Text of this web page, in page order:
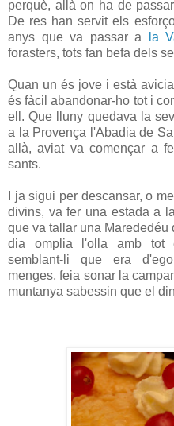
perquè, allà on ha de
De res han servit els
anys que va passar a
la
forasters, tots fan befa dels
Quan un és jove i està
és fàcil abandonar-ho tot i
ell. Que lluny quedava la
a la Provença l'Abadia de
allà, aviat va començar a
sants.
I ja sigui per descansar, o
divins, va fer una estada a
que va tallar una
dia omplia l'olla amb tot
semblant-li que era
menges, feia sonar la
muntanya sabessin que el